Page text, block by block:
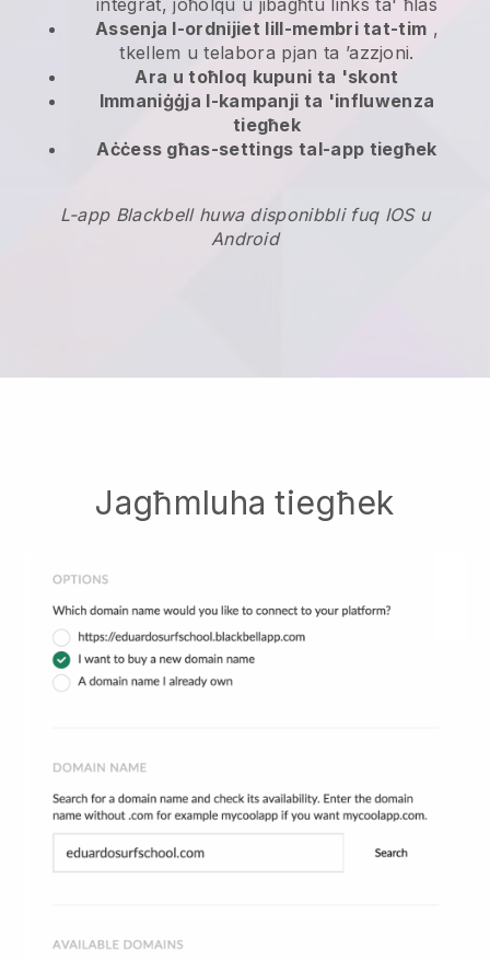
integrat, joħolqu u jibagħtu links ta' ħlas
Assenja l-ordnijiet lill-membri tat-tim ,
tkellem u telabora pjan ta ’azzjoni.
Ara u toħloq kupuni ta 'skont
Immaniġġja l-kampanji ta 'influwenza
tiegħek
Aċċess għas-settings tal-app tiegħek
L-app Blackbell huwa disponibbli fuq IOS u
Android
Jagħmluha tiegħek